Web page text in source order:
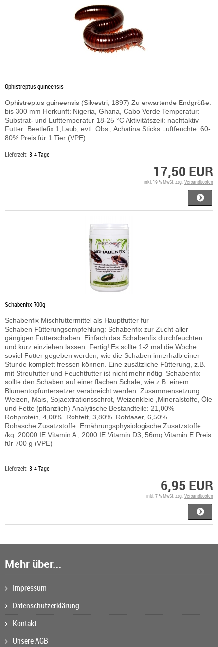
Ophistreptus guineensis
Ophistreptus guineensis (Silvestri, 1897) Zu erwartende Endgröße:
bis 300 mm Herkunft: Nigeria, Ghana, Cabo Verde Temperatur:
Substrat- und Lufttemperatur 18-25 °C Aktivitätszeit: nachtaktiv
Futter: Beetlefix 1,Laub, evtl. Obst, Achatina Sticks Luftfeuchte: 60-
80% Preis für 1 Tier (VPE)
Lieferzeit: 3-4 Tage
17,50 EUR
inkl. 19 % MwSt. zzgl.Versandkosten
Schabenfix 700g
Schabenfix Mischfuttermittel als Hauptfutter für
Schaben Fütterungsempfehlung: Schabenfix zur Zucht aller
gängigen Futterschaben. Einfach das Schabenfix durchfeuchten
und kurz einziehen lassen. Fertig! Es sollte 1-2 mal die Woche
soviel Futter gegeben werden, wie die Schaben innerhalb einer
Stunde komplett fressen können. Eine zusätzliche Fütterung, z.B.
mit Streufutter und Feuchtfutter ist nicht mehr nötig. Schabenfix
sollte den Schaben auf einer flachen Schale, wie z.B. einem
Blumentopfuntersetzer verabreicht werden. Zusammensetzung:
Weizen, Mais, Sojaextrationsschrot, Weizenkleie ,Mineralstoffe, Öle
und Fette (pflanzlich) Analytische Bestandteile: 21,00%
Rohprotein, 4,00% Rohfett, 3,80% Rohfaser, 6,50%
Rohasche Zusatzstoffe: Ernährungsphysiologische Zusatzstoffe
/kg: 20000 IE Vitamin A , 2000 IE Vitamin D3, 56mg Vitamin E Preis
für 700 g (VPE)
Lieferzeit: 3-4 Tage
6,95 EUR
inkl. 7 % MwSt. zzgl.Versandkosten
Mehr über...
Impressum
Datenschutzerklärung
Kontakt
Unsere AGB